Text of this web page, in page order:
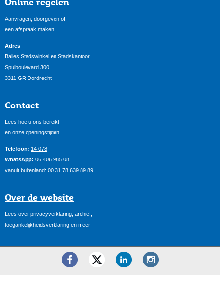
Aanvragen, doorgeven of
een afspraak maken
Adres
Balies Stadswinkel en Stadskantoor
Spuiboulevard 300
3311 GR Dordrecht
Contact
Lees hoe u ons bereikt
en onze openingstijden
Telefoon: 14 078
WhatsApp: 06 406 985 08
vanuit buitenland: 00 31 78 639 89 89
Over de website
Lees over privacyverklaring, archief,
toegankelijkheidsverklaring en meer